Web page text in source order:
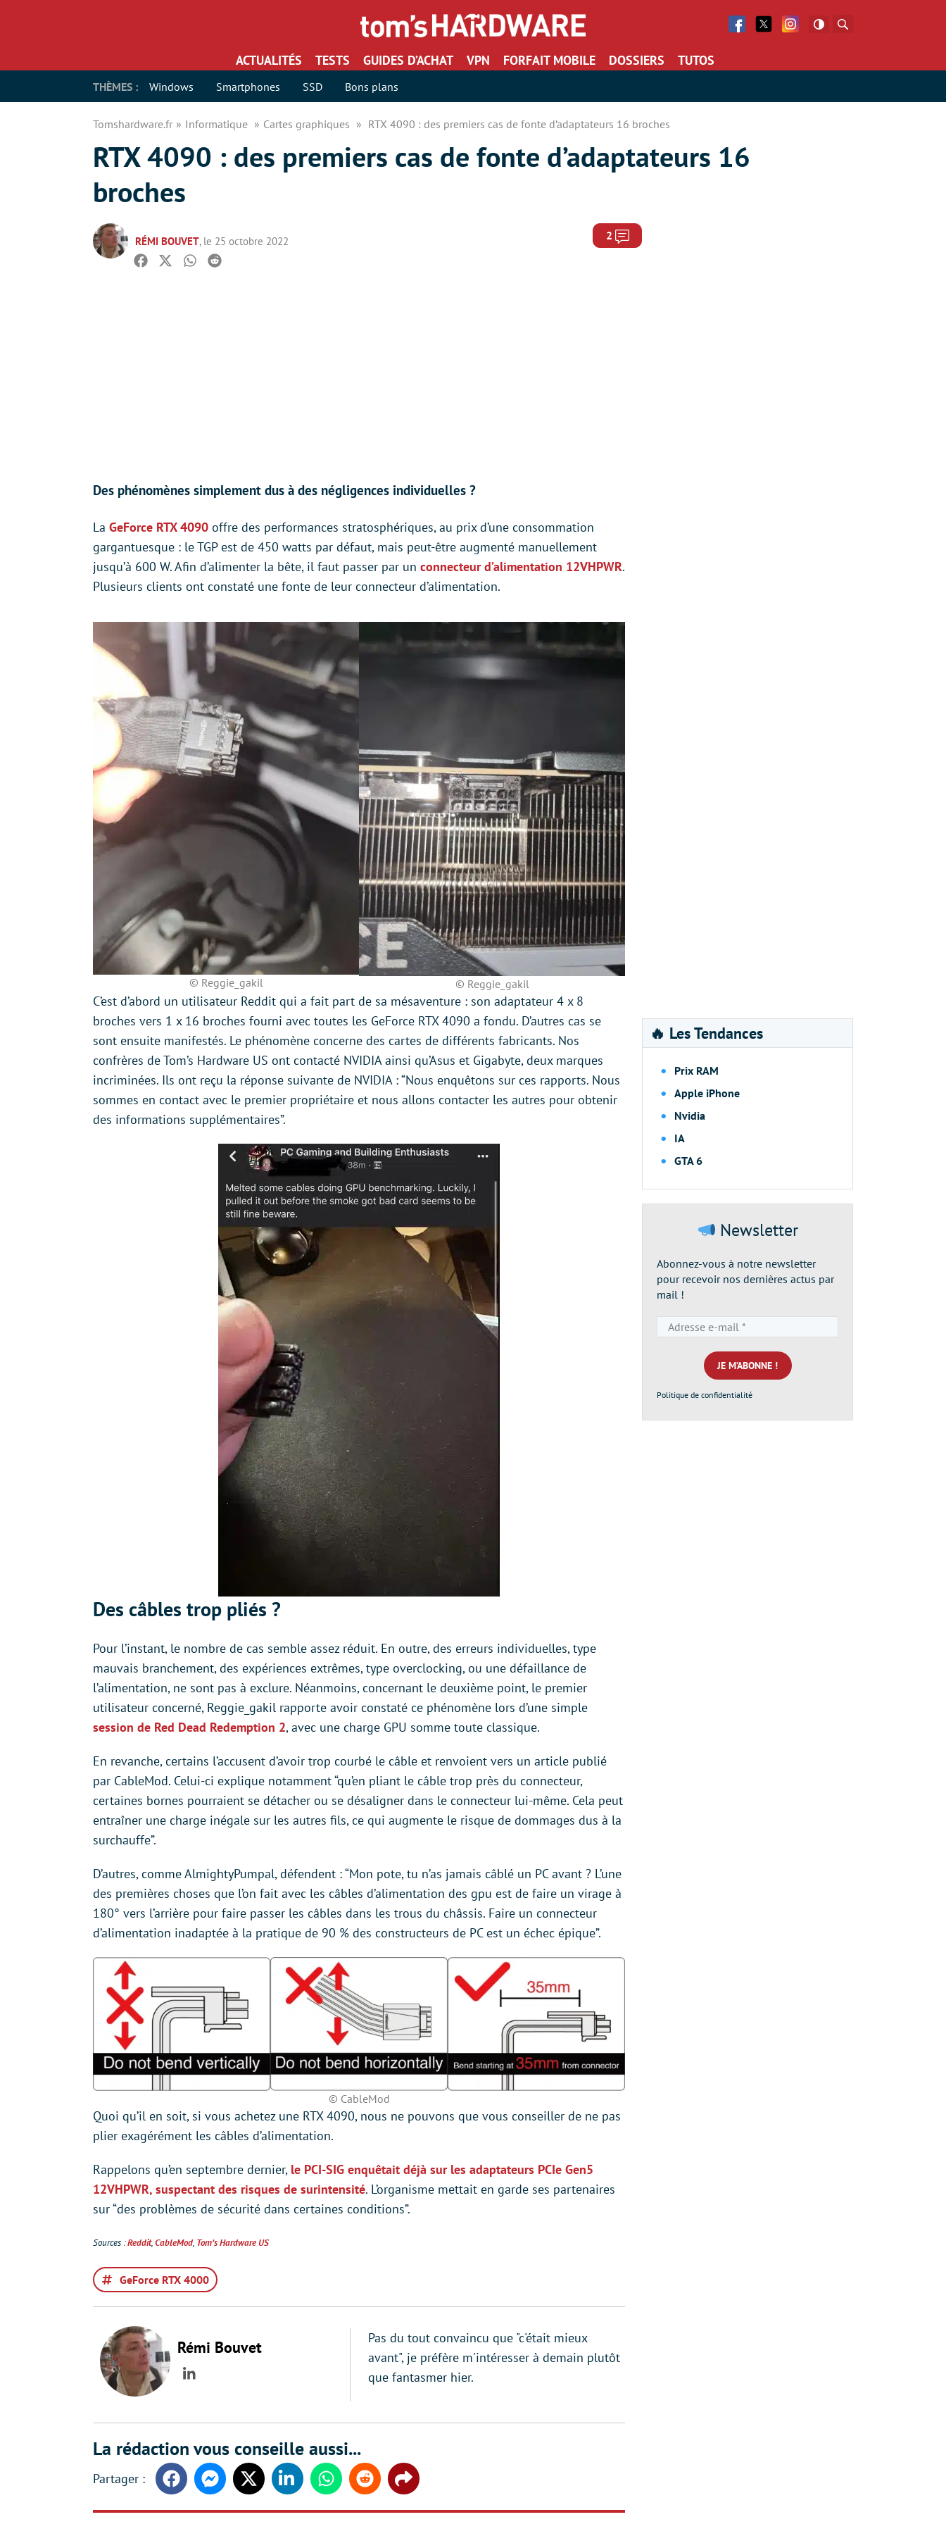
Facebook
Twitter Facebook
ACTUALITÉS TESTS GUIDES D’ACHAT VPN FORFAIT MOBILE DOSSIERS TUTOS
THÈMES : Windows Smartphones SSD Bons plans
Tomshardware.fr Informatique Cartes graphiques RTX 4090 : des premiers cas de fonte d’adaptateurs 16 broches
RTX 4090 : des premiers cas de fonte d’adaptateurs 16
broches
RÉMI BOUVET, le 25 octobre 2022 2 Commentaires
Facebook
TwitterWhatsapp
Reddit
Des phénomènes simplement dus à des négligences individuelles ?
La GeForce RTX 4090 offre des performances stratosphériques, au prix d’une consommation
gargantuesque : le TGP est de 450 watts par défaut, mais peut-être augmenté manuellement
jusqu’à 600 W. Afin d’alimenter la bête, il faut passer par un connecteur d’alimentation 12VHPWR.
Plusieurs clients ont constaté une fonte de leur connecteur d’alimentation.
© Reggie_gakil © Reggie_gakil
C’est d’abord un utilisateur Reddit qui a fait part de sa mésaventure : son adaptateur 4 x 8
broches vers 1 x 16 broches fourni avec toutes les GeForce RTX 4090 a fondu. D’autres cas se
sont ensuite manifestés. Le phénomène concerne des cartes de différents fabricants. Nos
confrères de Tom’s Hardware US ont contacté NVIDIA ainsi qu’Asus et Gigabyte, deux marques
incriminées. Ils ont reçu la réponse suivante de NVIDIA : “Nous enquêtons sur ces rapports. Nous
sommes en contact avec le premier propriétaire et nous allons contacter les autres pour obtenir
des informations supplémentaires”.
Des câbles trop pliés ?
Pour l’instant, le nombre de cas semble assez réduit. En outre, des erreurs individuelles, type
mauvais branchement, des expériences extrêmes, type overclocking, ou une défaillance de
l’alimentation, ne sont pas à exclure. Néanmoins, concernant le deuxième point, le premier
utilisateur concerné, Reggie_gakil rapporte avoir constaté ce phénomène lors d’une simple
session de Red Dead Redemption 2, avec une charge GPU somme toute classique.
En revanche, certains l’accusent d’avoir trop courbé le câble et renvoient vers un article publié
par CableMod. Celui-ci explique notamment “qu’en pliant le câble trop près du connecteur,
certaines bornes pourraient se détacher ou se désaligner dans le connecteur lui-même. Cela peut
entraîner une charge inégale sur les autres fils, ce qui augmente le risque de dommages dus à la
surchauffe”.
D’autres, comme AlmightyPumpal, défendent : “Mon pote, tu n’as jamais câblé un PC avant ? L’une
des premières choses que l’on fait avec les câbles d’alimentation des gpu est de faire un virage à
180° vers l’arrière pour faire passer les câbles dans les trous du châssis. Faire un connecteur
d’alimentation inadaptée à la pratique de 90 % des constructeurs de PC est un échec épique”.
© CableMod
Quoi qu’il en soit, si vous achetez une RTX 4090, nous ne pouvons que vous conseiller de ne pas
plier exagérément les câbles d’alimentation.
Rappelons qu’en septembre dernier, le PCI-SIG enquêtait déjà sur les adaptateurs PCIe Gen5
12VHPWR, suspectant des risques de surintensité. L’organisme mettait en garde ses partenaires
sur “des problèmes de sécurité dans certaines conditions”.
Sources :Reddit,CableMod, Tom’s Hardware US
GeForce RTX 4000
Rémi Bouvet
LinkedIn
Pas du tout convaincu que "c'était mieux
avant", je préfère m'intéresser à demain plutôt
que fantasmer hier.
La rédaction vous conseille aussi...
FacebookMessengerTwitter LinkedinWhatsappReddit Share
🔥 Les Tendances
Prix RAM
Apple iPhone
Nvidia
IA
GTA 6
Newsletter
Abonnez-vous à notre newsletter
pour recevoir nos dernières actus par
mail !
e-
mail
*
Politique de confidentialité